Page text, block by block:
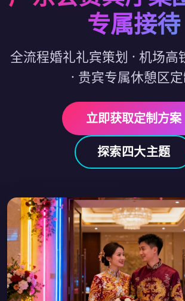
专属接待
全流程婚礼礼宾策划 · 机场高
· 贵宾专属休憩区
立即获取定制方案
探索四大主题